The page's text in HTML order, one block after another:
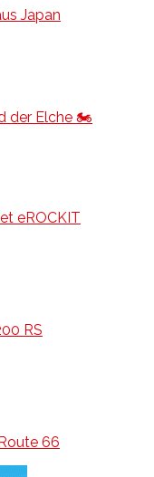
Japan
der Elche 🏍️
eROCKIT
RS
66